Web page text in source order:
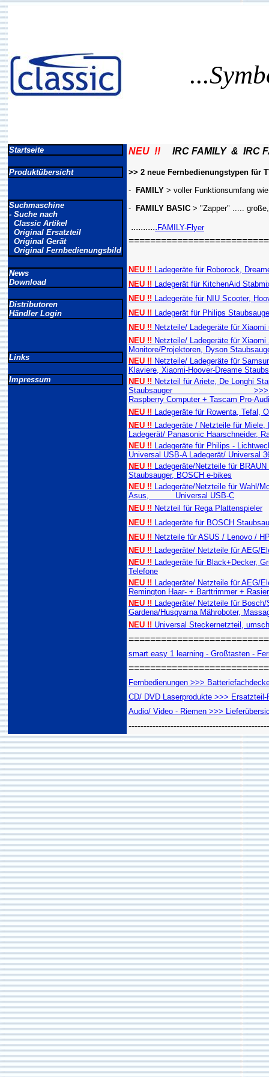
Startseite
Produktübersicht
Suchmaschine
- Suche nach
Classic Artikel
Original Ersatzteil
Original Gerät
Original Fernbedienungsbild
News
Download
Distributoren
Händler Login
Links
Impressum
NEU !! IRC FAMILY & IRC
>> 2 neue Fernbedienungstypen für
-
FAMILY > voller Funktionsumfang
-
FAMILY BASIC > "Zapper" .....
........... FAMILY-Flyer
NEU !! Ladegeräte für Roborock,
NEU !! Ladegerät für KitchenAid
NEU !! Ladegeräte für NIU Scooter,
NEU !! Ladegerät für Philips
NEU !! Netzteile/ Ladegeräte für
NEU !! Netzteile/ Ladegeräte für
Monitore/Projektoren, Dyson
NEU !! Netzteile/ Ladegeräte für
Klaviere, Xiaomi-Hoover-Dreame
NEU !! Netzteil für Ariete, De Longhi
Staubsauger >>> Universal
Raspberry Computer + Tascam Pro-
NEU !! Ladegeräte für Rowenta, Tefal,
NEU !! Ladegeräte / Netzteile für
Ladegerät/ Panasonic Haarschneider,
NEU !! Ladegeräte für Philips -
Universal USB-A Ladegerät/ Universal
NEU !! Ladegeräte/Netzteile für
Staubsauger, BOSCH e-bikes
NEU !! Ladegeräte/Netzteile für Wahl/
Asus, Universal USB-C
NEU !! Netzteil für Rega Plattenspieler
NEU !! Ladegeräte für BOSCH
NEU !! Netzteile für ASUS / Lenovo /
NEU !! Ladegeräte/ Netzteile für AEG/
NEU !! Ladegeräte für Black+Decker,
Telefone
NEU !! Ladegeräte/ Netzteile für AEG/
Remington Haar- + Barttrimmer +
NEU !! Ladegeräte/ Netzteile für
Gardena/Husqvarna Mähroboter,
NEU !! Universal Steckernetzteil,
smart easy 1 learning - Großtasten -
Fernbedienungen >>>
CD/ DVD Laserprodukte >>> Ersatzteil-
Audio/ Video - Riemen >>>